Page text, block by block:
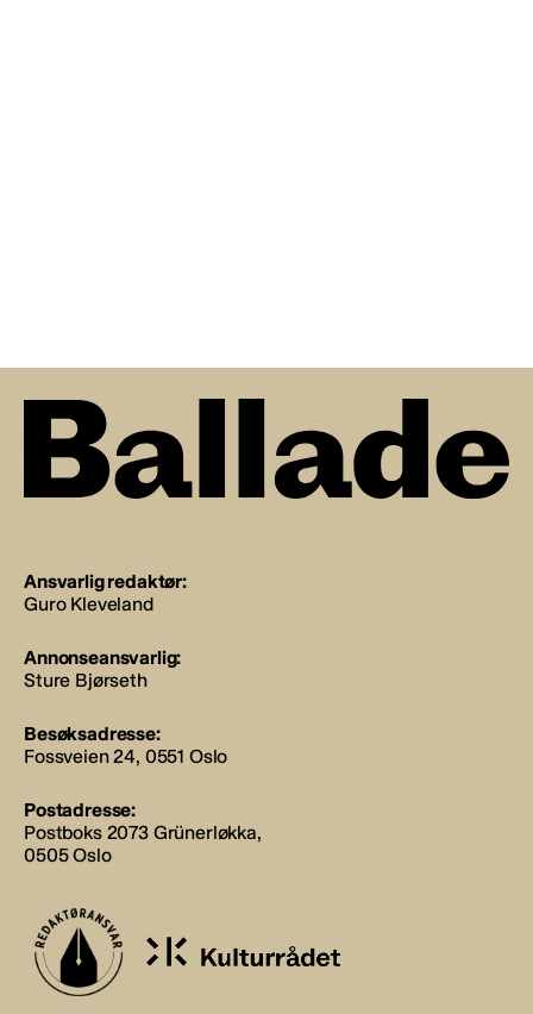
Ansvarlig redaktør:
Guro Kleveland
Annonseansvarlig:
Sture Bjørseth
Besøksadresse:
Fossveien 24, 0551 Oslo
Postadresse:
Postboks 2073 Grünerløkka,
0505 Oslo